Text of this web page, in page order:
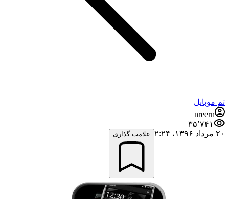
تم موبایل
nreern
۳۵٬۷۴۱
۲۰ مرداد ۱۳۹۶،‏ ۲:۲۴
علامت گذاری